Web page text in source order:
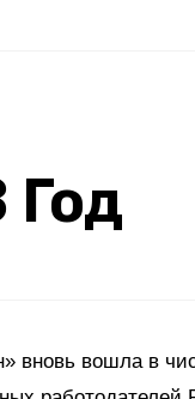
Год
вновь вошла в